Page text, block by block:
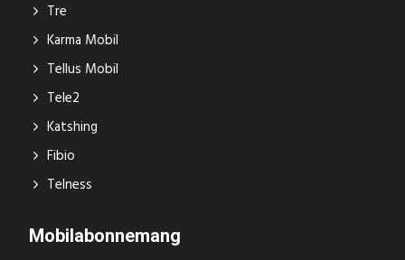
Tre
Karma Mobil
Tellus Mobil
Tele2
Katshing
Fibio
Telness
Mobilabonnemang